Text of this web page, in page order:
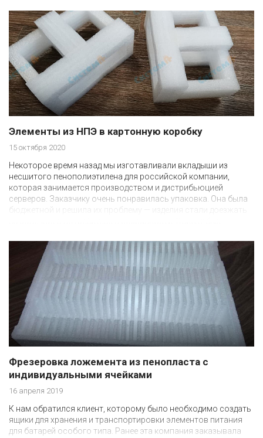
Элементы из НПЭ в картонную коробку
15 октября 2020
Некоторое время назад мы изготавливали вкладыши из
несшитого пенополиэтилена для российской компании,
которая занимается производством и дистрибьюцией
серверов. Заказчику очень понравилась упаковка. Она была
бюджетной и решила их проблему — изделия стали доезжать
партнером.
Фрезеровка ложемента из пенопласта с
индивидуальными ячейками
16 апреля 2019
К нам обратился клиент, которому было необходимо создать
ящики для хранения и транспортировки элементов питания
для батарей особого типа. Ранее эта компания заказывала